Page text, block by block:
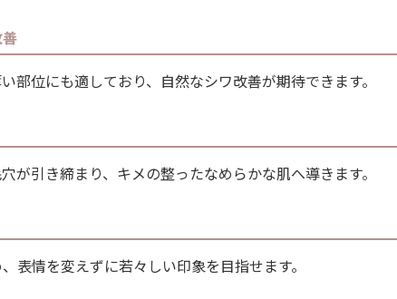
部位にも適しており、自然なシワ改善が期待できます。
が引き締まり、キメの整ったなめらかな肌へ導きます。
表情を変えずに若々しい印象を目指せます。